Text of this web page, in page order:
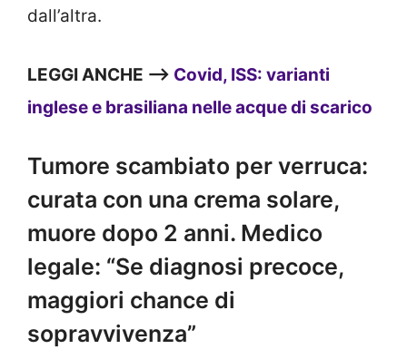
dall’altra.
LEGGI ANCHE –> Covid, ISS: varianti
inglese e brasiliana nelle acque di scarico
Tumore scambiato per verruca:
curata con una crema solare,
muore dopo 2 anni. Medico
legale: “Se diagnosi precoce,
maggiori chance di
sopravvivenza”